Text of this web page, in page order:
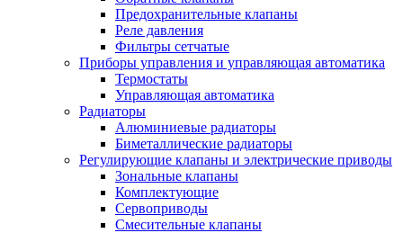
Предохранительные клапаны
Реле давления
Фильтры сетчатые
Приборы управления и управляющая автоматика
Термостаты
Управляющая автоматика
Радиаторы
Алюминиевые радиаторы
Биметаллические радиаторы
Регулирующие клапаны и электрические приводы
Зональные клапаны
Комплектующие
Сервоприводы
Смесительные клапаны